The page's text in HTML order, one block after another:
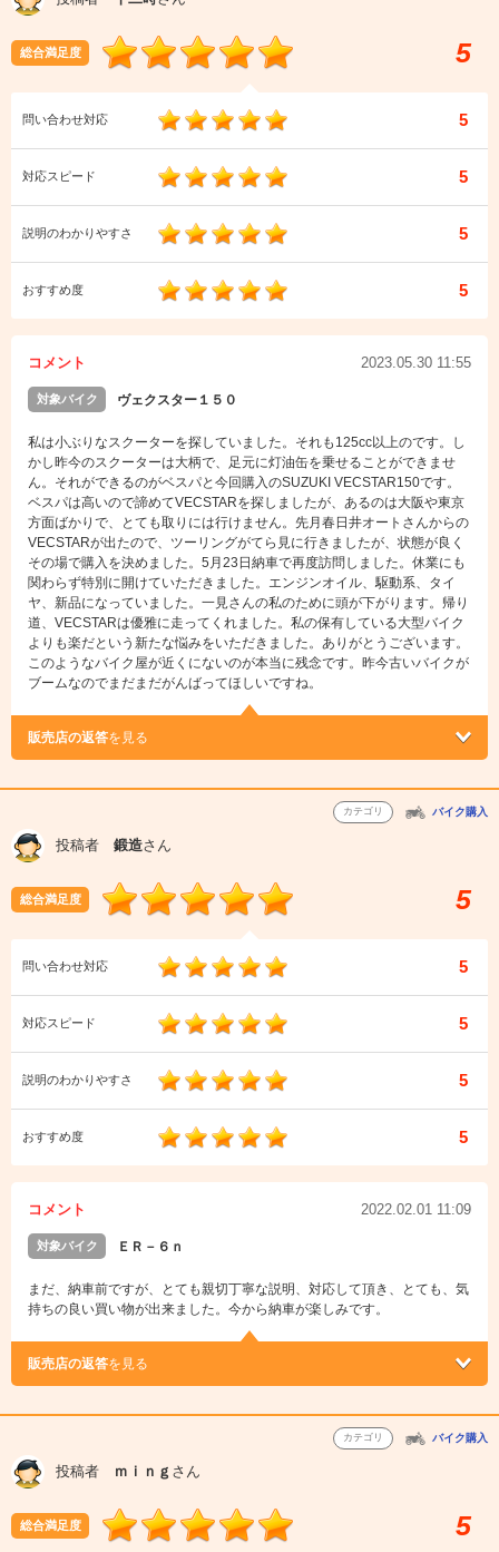
総合満足度 5
問い合わせ対応 5
対応スピード 5
説明のわかりやすさ 5
おすすめ度 5
コメント 2023.05.30 11:55
対象バイク ヴェクスター１５０
私は小ぶりなスクーターを探していました。それも125cc以上のです。し
かし昨今のスクーターは大柄で、足元に灯油缶を乗せることができませ
ん。それができるのがベスパと今回購入のSUZUKI VECSTAR150です。
ベスパは高いので諦めてVECSTARを探しましたが、あるのは大阪や東京
方面ばかりで、とても取りには行けません。先月春日井オートさんからの
VECSTARが出たので、ツーリングがてら見に行きましたが、状態が良く
その場で購入を決めました。5月23日納車で再度訪問しました。休業にも
関わらず特別に開けていただきました。エンジンオイル、駆動系、タイ
ヤ、新品になっていました。一見さんの私のために頭が下がります。帰り
道、VECSTARは優雅に走ってくれました。私の保有している大型バイク
よりも楽だという新たな悩みをいただきました。ありがとうございます。
このようなバイク屋が近くにないのが本当に残念です。昨今古いバイクが
ブームなのでまだまだがんばってほしいですね。
販売店の返答を見る
カテゴリ バイク購入
投稿者 鍛造さん
総合満足度 5
問い合わせ対応 5
対応スピード 5
説明のわかりやすさ 5
おすすめ度 5
コメント 2022.02.01 11:09
対象バイク ＥＲ－６ｎ
まだ、納車前ですが、とても親切丁寧な説明、対応して頂き、とても、気
持ちの良い買い物が出来ました。今から納車が楽しみです。
販売店の返答を見る
カテゴリ バイク購入
投稿者 ｍｉｎｇ さん
総合満足度 5